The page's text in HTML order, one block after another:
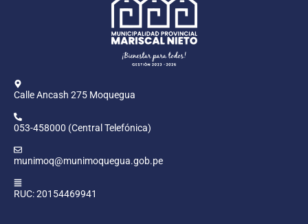
Calle Ancash 275 Moquegua
053-458000 (Central Telefónica)
munimoq@munimoquegua.gob.pe
RUC: 20154469941